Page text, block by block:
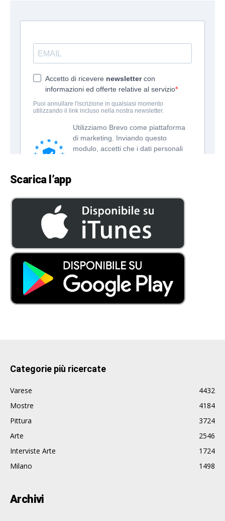
Scarica l’app
Categorie più ricercate
Varese
4432
Mostre
4184
Pittura
3724
Arte
2546
Interviste Arte
1724
Milano
1498
Archivi